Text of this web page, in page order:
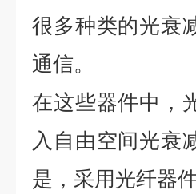
很多种类的光衰
通信。
在这些器件中，
入自由空间光衰
是，采用光纤器